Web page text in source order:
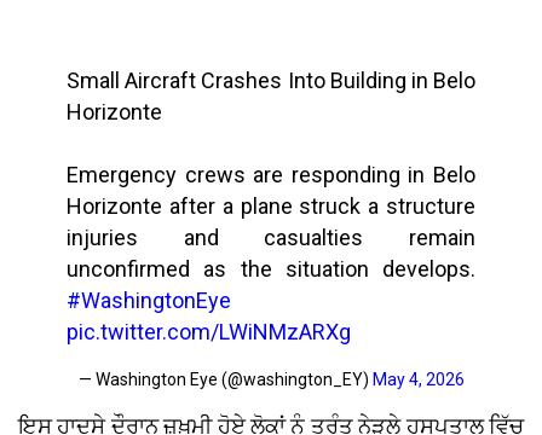
Small Aircraft Crashes Into Building in Belo
Horizonte
Emergency crews are responding in Belo
Horizonte after a plane struck a structure
injuries and casualties remain
unconfirmed as the situation develops.
#WashingtonEye
pic.twitter.com/LWiNMzARXg
— Washington Eye (@washington_EY) May 4, 2026
ਇਸ ਹਾਦਸੇ ਦੌਰਾਨ ਜ਼ਖ਼ਮੀ ਹੋਏ ਲੋਕਾਂ ਨੂੰ ਤੁਰੰਤ ਨੇੜਲੇ ਹਸਪਤਾਲ ਵਿੱਚ